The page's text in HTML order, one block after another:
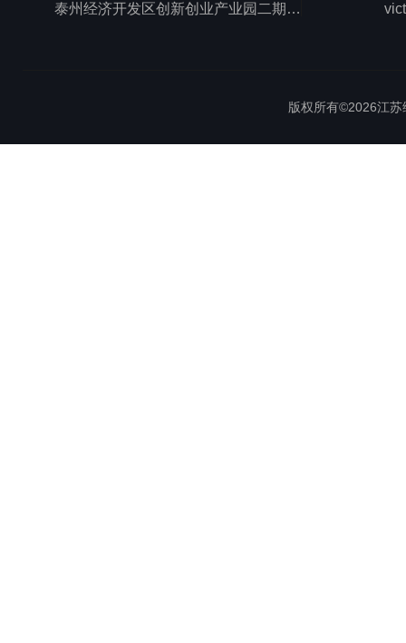
泰州经济开发区创新创业产业园二期1号厂房西侧三层
版权所有©2026江